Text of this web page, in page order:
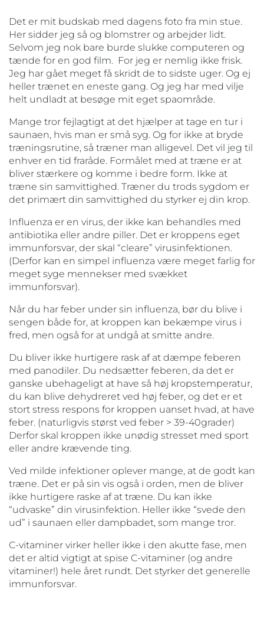
Det er mit budskab med dagens foto fra min stue.
Her sidder jeg så og blomstrer og arbejder lidt.
Selvom jeg nok bare burde slukke computeren og
tænde for en god film. For jeg er nemlig ikke frisk.
Jeg har gået meget få skridt de to sidste uger. Og ej
heller trænet en eneste gang. Og jeg har med vilje
helt undladt at besøge mit eget spaområde.
Mange tror fejlagtigt at det hjælper at tage en tur i
saunaen, hvis man er små syg. Og for ikke at bryde
træningsrutine, så træner man alligevel. Det vil jeg til
enhver en tid fraråde. Formålet med at træne er at
bliver stærkere og komme i bedre form. Ikke at
træne sin samvittighed. Træner du trods sygdom er
det primært din samvittighed du styrker ej din krop.
Influenza er en virus, der ikke kan behandles med
antibiotika eller andre piller. Det er kroppens eget
immunforsvar, der skal “cleare” virusinfektionen.
(Derfor kan en simpel influenza være meget farlig for
meget syge mennekser med svækket
immunforsvar).
Når du har feber under sin influenza, bør du blive i
sengen både for, at kroppen kan bekæmpe virus i
fred, men også for at undgå at smitte andre.
Du bliver ikke hurtigere rask af at dæmpe feberen
med panodiler. Du nedsætter feberen, da det er
ganske ubehageligt at have så høj kropstemperatur,
du kan blive dehydreret ved høj feber, og det er et
stort stress respons for kroppen uanset hvad, at have
feber. (naturligvis størst ved feber > 39-40grader)
Derfor skal kroppen ikke unødig stresset med sport
eller andre krævende ting.
Ved milde infektioner oplever mange, at de godt kan
træne. Det er på sin vis også i orden, men de bliver
ikke hurtigere raske af at træne. Du kan ikke
“udvaske” din virusinfektion. Heller ikke “svede den
ud” i saunaen eller dampbadet, som mange tror.
C-vitaminer virker heller ikke i den akutte fase, men
det er altid vigtigt at spise C-vitaminer (og andre
vitaminer!) hele året rundt. Det styrker det generelle
immunforsvar.